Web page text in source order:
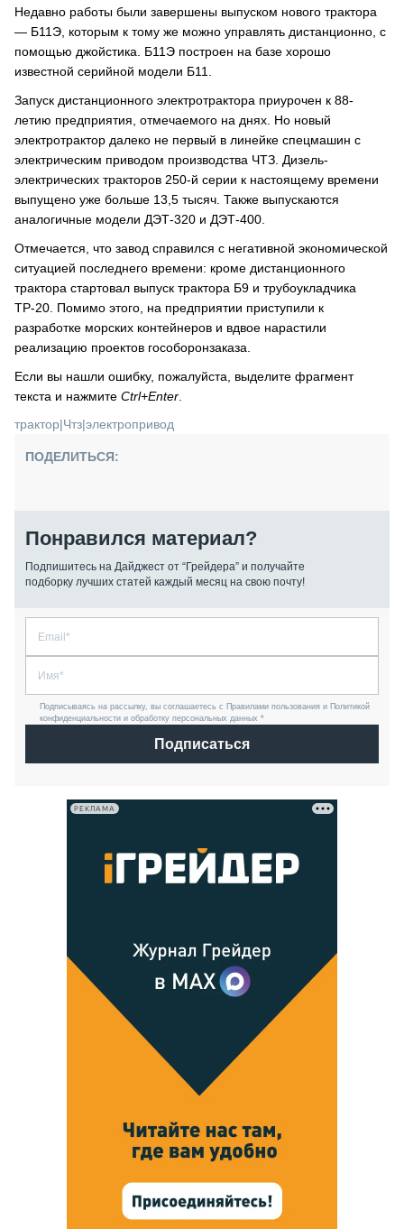
Недавно работы были завершены выпуском нового трактора
— Б11Э, которым к тому же можно управлять дистанционно, с
помощью джойстика. Б11Э построен на базе хорошо
известной серийной модели Б11.
Запуск дистанционного электротрактора приурочен к 88-
летию предприятия, отмечаемого на днях. Но новый
электротрактор далеко не первый в линейке спецмашин с
электрическим приводом производства ЧТЗ. Дизель-
электрических тракторов 250-й серии к настоящему времени
выпущено уже больше 13,5 тысяч. Также выпускаются
аналогичные модели ДЭТ-320 и ДЭТ-400.
Отмечается, что завод справился с негативной экономической
ситуацией последнего времени: кроме дистанционного
трактора стартовал выпуск трактора Б9 и трубоукладчика
ТР-20. Помимо этого, на предприятии приступили к
разработке морских контейнеров и вдвое нарастили
реализацию проектов гособоронзаказа.
Если вы нашли ошибку, пожалуйста, выделите фрагмент
текста и нажмите Ctrl+Enter
трактор|Чтз|электропривод
ПОДЕЛИТЬСЯ:
Понравился материал?
Подпишитесь на Дайджест от “Грейдера” и получайте
подборку лучших статей каждый месяц на свою почту!
Подписываясь на рассылку, вы соглашаетесь с Правилами пользования и Политикой
конфиденциальности и обработку персональных данных *
Подписаться
РЕКЛАМА